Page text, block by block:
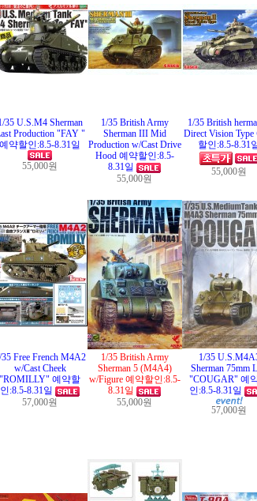
35 U.S.M4 Sherman
Production "FAY "
예약할인:8.5-8.31일
55,000원
1/35 British Army
Sherman III Mid
Production w/Cast Drive
Hood 예약할인:8.5-
8.31일
55,000원
1/35 British
Direct Vision Type
할인:8.5-8.31
55,000원
35 Free French M4A2
w/Cast Cheek
"ROMILLY" 예약할
인:8.5-8.31일
57,000원
1/35 British Army
Sherman 5 (M4A4)
w/Figure 예약할인:8.5-
8.31일
55,000원
1/35
Sherman 75mm
"COUGAR" 예
인:8.5-8.31일
57,000원